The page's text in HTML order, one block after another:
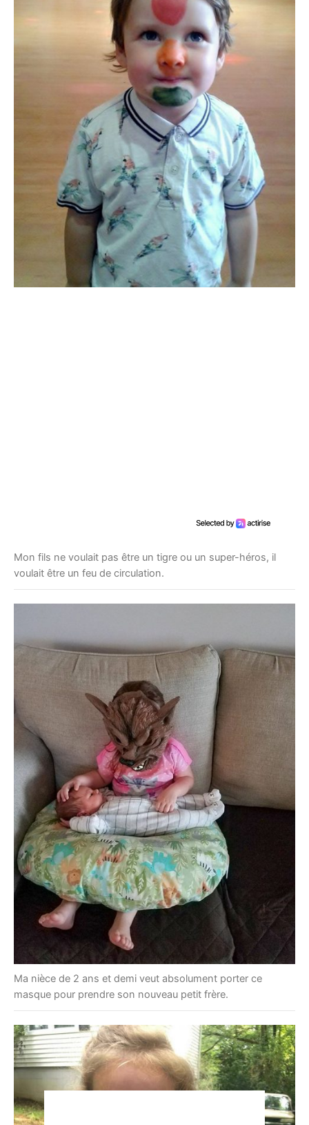
Mon fils ne voulait pas être un tigre ou un super-héros, il
voulait être un feu de circulation.
Ma nièce de 2 ans et demi veut absolument porter ce
masque pour prendre son nouveau petit frère.